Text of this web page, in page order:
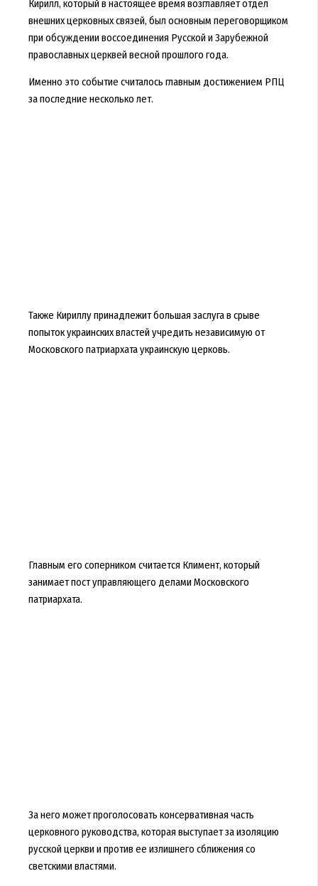
Кирилл, который в настоящее время возглавляет отдел
внешних церковных связей, был основным переговорщиком
при обсуждении воссоединения Русской и Зарубежной
православных церквей весной прошлого года.
Именно это событие считалось главным достижением РПЦ
за последние несколько лет.
Также Кириллу принадлежит большая заслуга в срыве
попыток украинских властей учредить независимую от
Московского патриархата украинскую церковь.
Главным его соперником считается Климент, который
занимает пост управляющего делами Московского
патриархата.
За него может проголосовать консервативная часть
церковного руководства, которая выступает за изоляцию
русской церкви и против ее излишнего сближения со
светскими властями.